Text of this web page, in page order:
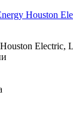
Houston
Electric,